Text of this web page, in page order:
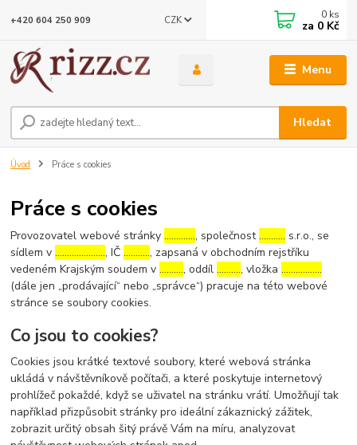
Menu
CZK
Hledat
+420 604 250 909 0 ks
za 0 Kč
Úvod Práce s cookies
Práce s cookies
Provozovatel webové stránky…………., společnost……….. s.r.o., se
sídlem v…………………, IČ……….., zapsaná v obchodním rejstříku
vedeném Krajským soudem v………., oddíl………., vložka……………..
(dále jen „prodávající“ nebo „správce“) pracuje na této webové
stránce se soubory cookies.
Co jsou to cookies?
Cookies jsou krátké textové soubory, které webová stránka
ukládá v návštěvníkově počítači, a které poskytuje internetový
prohlížeč pokaždé, když se uživatel na stránku vrátí. Umožňují tak
například přizpůsobit stránky pro ideální zákaznický zážitek,
zobrazit určitý obsah šitý právě Vám na míru, analyzovat